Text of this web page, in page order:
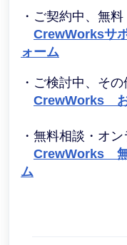
・ご契約中、無
CrewWorksサ
ォーム
・ご検討中、そ
CrewWorks お
・無料相談・オ
CrewWorks 無
ム